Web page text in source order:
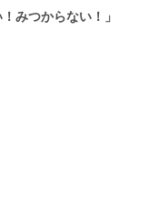
みつからない！」